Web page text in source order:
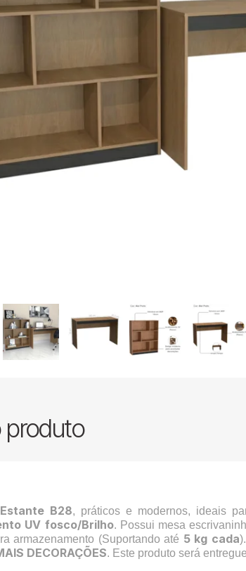
produto
B28, práticos e modernos, ideais
UV fosco/Brilho. Possui mesa
armazenamento (Suportando até 5 kg cada
DECORAÇÕES. Este produto será